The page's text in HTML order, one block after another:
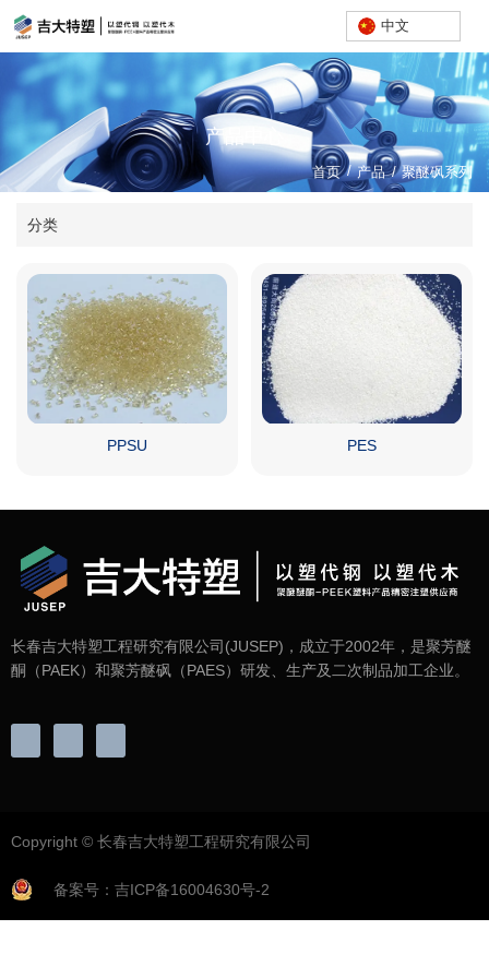
中文
产品中心
首页/产品 /聚醚砜系列
分类
PPSU PES
长春吉大特塑工程研究有限公司(JUSEP)，成立于2002年，是聚芳醚
酮（PAEK）和聚芳醚砜（PAES）研发、生产及二次制品加工企业。
Copyright © 长春吉大特塑工程研究有限公司
备案号：吉ICP备16004630号-2